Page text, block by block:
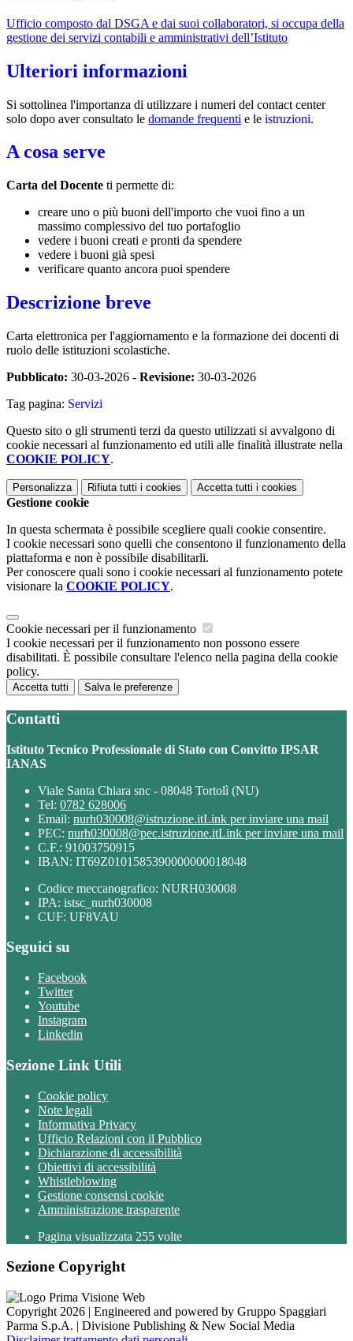
Ufficio composto dal DSGA e dai suoi collaboratori, si occupa della
gestione dei servizi contabili e amministrativi dell’Istituto
Ulteriori informazioni
Si sottolinea l'importanza di utilizzare i numeri del contact center
solo dopo aver consultato le domande frequenti e le istruzioni.
A cosa serve
Carta del Docente ti permette di:
creare uno o più buoni dell'importo che vuoi fino a un
massimo complessivo del tuo portafoglio
vedere i buoni creati e pronti da spendere
vedere i buoni già spesi
verificare quanto ancora puoi spendere
Descrizione breve
Carta elettronica per l'aggiornamento e la formazione dei docenti di
ruolo delle istituzioni scolastiche.
Pubblicato: 30-03-2026 - Revisione: 30-03-2026
Tag pagina: Servizi
Questo sito o gli strumenti terzi da questo utilizzati si avvalgono di
cookie necessari al funzionamento ed utili alle finalità illustrate nella
COOKIE POLICY.
Personalizza Rifiuta tutti i cookies Accetta tutti i cookies
Gestione cookie
In questa schermata è possibile scegliere quali cookie consentire.
I cookie necessari sono quelli che consentono il funzionamento della
piattaforma e non è possibile disabilitarli.
Per conoscere quali sono i cookie necessari al funzionamento potete
visionare la COOKIE POLICY.
Cookie necessari per il funzionamento
I cookie necessari per il funzionamento non possono essere
disabilitati. È possibile consultare l'elenco nella pagina della cookie
policy.
Accetta tutti Salva le preferenze
Contatti
Istituto Tecnico Professionale di Stato con Convitto IPSAR
IANAS
Viale Santa Chiara snc - 08048 Tortolì (NU)
Tel: 0782 628006
Email: nurh030008@istruzione.itLink per inviare una mail
PEC: nurh030008@pec.istruzione.itLink per inviare una mail
C.F.: 91003750915
IBAN: IT69Z0101585390000000018048
Codice meccanografico: NURH030008
IPA: istsc_nurh030008
CUF: UF8VAU
Seguici su
Facebook
Twitter
Youtube
Instagram
Linkedin
Sezione Link Utili
Cookie policy
Note legali
Informativa Privacy
Ufficio Relazioni con il Pubblico
Dichiarazione di accessibilità
Obiettivi di accessibilità
Whistleblowing
Gestione consensi cookie
Amministrazione trasparente
Pagina visualizzata 255 volte
Sezione Copyright
Copyright 2026 | Engineered and powered by Gruppo Spaggiari
Parma S.p.A. | Divisione Publishing & New Social Media